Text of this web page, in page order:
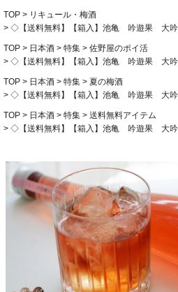
TOP
リキュール・梅酒
◇【送料無料】【箱入】池亀 吟遊果 大
TOP 日本酒 特集
佐野屋のポイ活
◇【送料無料】【箱入】池亀 吟遊果 大
TOP 日本酒 特集
夏の梅酒
◇【送料無料】【箱入】池亀 吟遊果 大
TOP 日本酒 特集
送料無料アイテム
◇【送料無料】【箱入】池亀 吟遊果 大